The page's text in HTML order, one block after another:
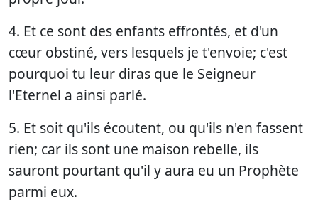
4. Et ce sont des enfants effrontés, et d'un
cœur obstiné, vers lesquels je t'envoie; c'est
pourquoi tu leur diras que le Seigneur
l'Eternel a ainsi parlé.
5. Et soit qu'ils écoutent, ou qu'ils n'en fassent
rien; car ils sont une maison rebelle, ils
sauront pourtant qu'il y aura eu un Prophète
parmi eux.